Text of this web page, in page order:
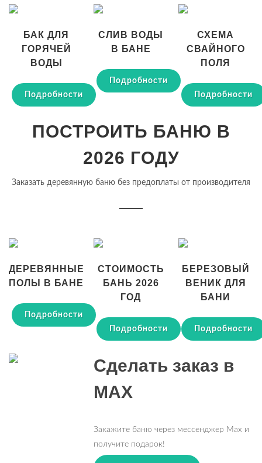
БАК ДЛЯ
ГОРЯЧЕЙ
ВОДЫ
Подробности
СЛИВ ВОДЫ
В БАНЕ
Подробности
СХЕМА
СВАЙНОГО
ПОЛЯ
Подробности
ПОСТРОИТЬ БАНЮ В
2026 ГОДУ
Заказать деревянную баню без предоплаты от производителя
ДЕРЕВЯННЫЕ
ПОЛЫ В БАНЕ
Подробности
СТОИМОСТЬ
БАНЬ 2026
ГОД
Подробности
БЕРЕЗОВЫЙ
ВЕНИК ДЛЯ
БАНИ
Подробности
Сделать заказ в
MAX
Закажите баню через мессенджер Max и
получите подарок!